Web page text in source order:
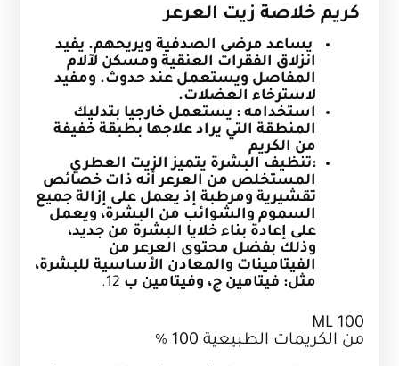
كريم خلاصة زيت العرعر
يساعد مرضى الصدفية ويريحهم. يفيد
انزلاق الفقرات العنقية ومسكن لآلام
المفاصل ويستعمل عند حدوث. ومفيد
لاسترخاء العضلات.
استخدامه : يستعمل خارجيا بتدليك
المنطقة التي يراد علاجها بطبقة خفيفة
من الكريم
:تنظيف البشرة يتميز الزيت العطري
المستخلص من العرعر أنه ذات خصائص
تقشيرية ومرطبة إذ يعمل على إزالة جميع
السموم والشوائب من البشرة، ويعمل
على إعادة بناء خلايا البشرة من جديد،
وذلك بفضل محتوى العرعر من
الفيتامينات والمعادن الأساسية للبشرة،
مثل: فيتامين ج، وفيتامين ب 12.
100 ML
من الكريمات الطبيعية 100 %